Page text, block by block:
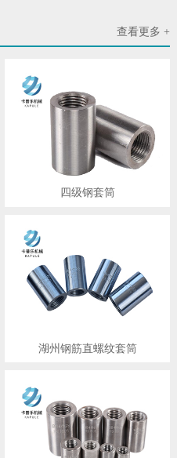
查看更多 +
四级钢套筒
湖州钢筋直螺纹套筒